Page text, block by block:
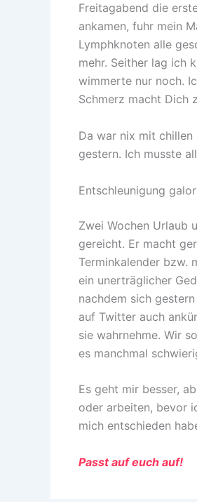
Freitagabend die
ankamen, fuhr mein
Lymphknoten alle
mehr. Seither lag ich
wimmerte nur noch.
Schmerz macht Dich
Da war nix mit chillen
gestern. Ich musste
Entschleunigung
Zwei Wochen Urlaub
gereicht. Er macht
Terminkalender bzw.
ein unerträglicher
nachdem sich
auf Twitter auch
sie wahrnehme. Wir
es manchmal
Es geht mir besser,
oder arbeiten, bevor
mich entschieden
Passt auf euch auf!